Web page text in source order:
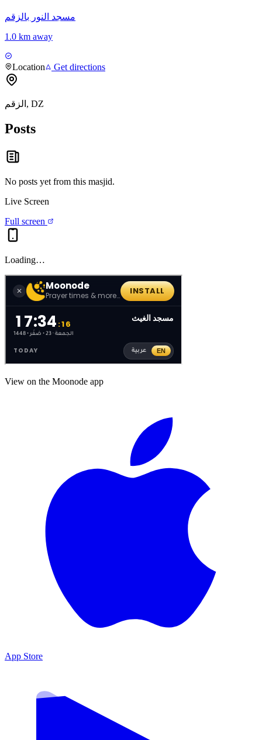
مسجد النور بالزقم
1.0 km away
Location Get directions
الزقم, DZ
Posts
No posts yet from this masjid.
Live Screen
Full screen
Loading…
View on the Moonode app
App Store